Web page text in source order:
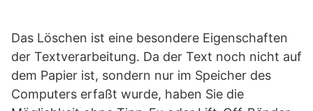
Das Löschen ist eine besondere Eigenschaften
der Textverarbeitung. Da der Text noch nicht auf
dem Papier ist, sondern nur im Speicher des
Computers erfaßt wurde, haben Sie die